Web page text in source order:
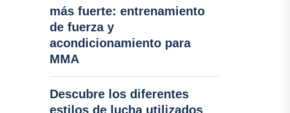
más fuerte: entrenamiento
de fuerza y ​​
acondicionamiento para
MMA
Descubre los diferentes
estilos de lucha utilizados